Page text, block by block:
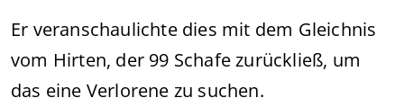
Er veranschaulichte dies mit dem Gleichnis
vom Hirten, der 99 Schafe zurückließ, um
das eine Verlorene zu suchen.